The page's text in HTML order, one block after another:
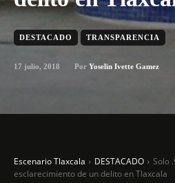
DESTACADO TRANSPARENCIA
17 julio, 2018 Por Yoselin Ivette Gamez
Escenario Tlaxcala DESTACADO
Solo
esclarecimiento de un delito en Tlaxcala